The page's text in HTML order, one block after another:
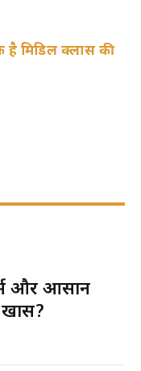
है मिडिल क्लास की
और आसान
खास?